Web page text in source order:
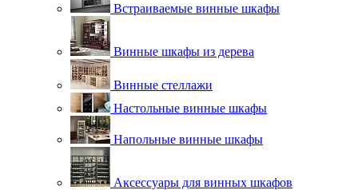
Встраиваемые винные шкафы
Винные шкафы из дерева
Винные стеллажи
Настольные винные шкафы
Напольные винные шкафы
Аксессуары для винных шкафов